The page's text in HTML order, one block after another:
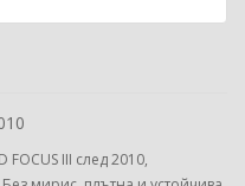
FOCUS III след 2010,